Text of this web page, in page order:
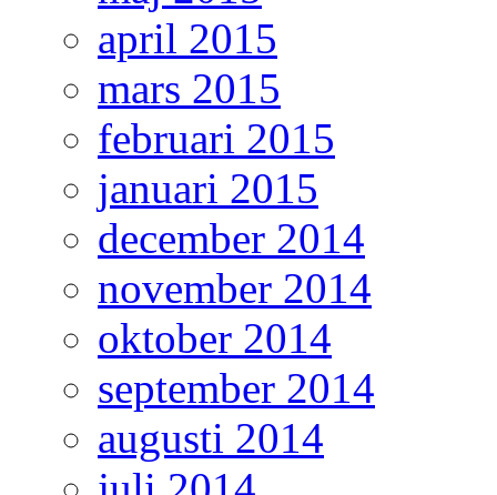
april 2015
mars 2015
februari 2015
januari 2015
december 2014
november 2014
oktober 2014
september 2014
augusti 2014